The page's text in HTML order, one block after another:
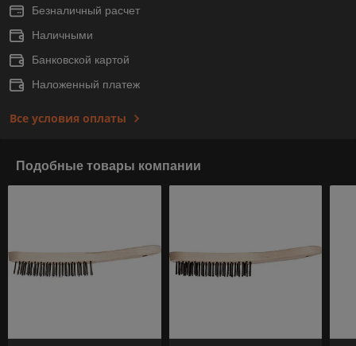
Безналичный расчет
Наличными
Банковской картой
Наложенный платеж
Все условия оплаты
Подобные товары компании